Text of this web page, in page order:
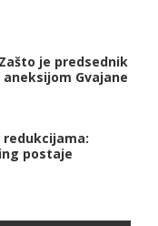
je predsednik
Gvajane
postaje